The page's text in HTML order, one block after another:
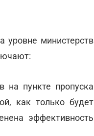
уровне министерств
на пункте пропуска
как только будет
эффективность